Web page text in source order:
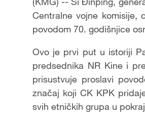
Centralne vojne komisije,
povodom 70. godišnjice
Ovo je prvi put u istoriji
predsednika NR Kine i
prisustvuje proslavi
značaj koji CK KPK
svih etničkih grupa u